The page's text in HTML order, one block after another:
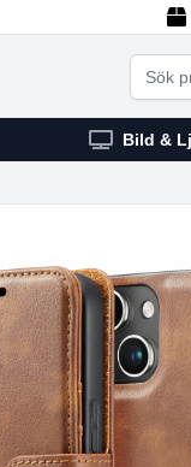
Search
Bild &